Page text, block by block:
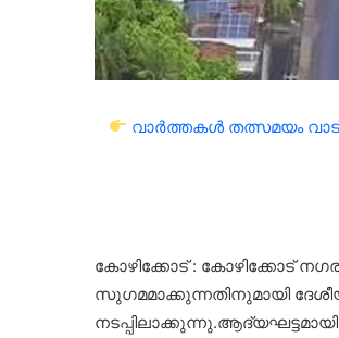
വാർത്തകൾ തത്സമയം
കോഴിക്കോട് : കോഴിക്കോട്
സുഗമമാക്കുന്നതിനുമായി